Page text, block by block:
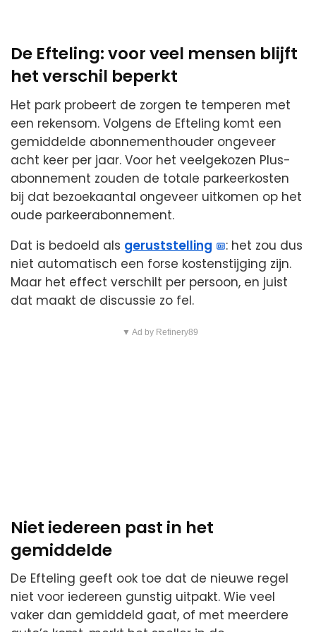
De Efteling: voor veel mensen blijft
het verschil beperkt
Het park probeert de zorgen te temperen met
een rekensom. Volgens de Efteling komt een
gemiddelde abonnementhouder ongeveer
acht keer per jaar. Voor het veelgekozen Plus-
abonnement zouden de totale parkeerkosten
bij dat bezoekaantal ongeveer uitkomen op het
oude parkeerabonnement.
Dat is bedoeld als geruststelling
: het zou dus
niet automatisch een forse kostenstijging zijn.
Maar het effect verschilt per persoon, en juist
dat maakt de discussie zo fel.
▼ Ad by Refinery89
Niet iedereen past in het
gemiddelde
De Efteling geeft ook toe dat de nieuwe regel
niet voor iedereen gunstig uitpakt. Wie veel
vaker dan gemiddeld gaat, of met meerdere